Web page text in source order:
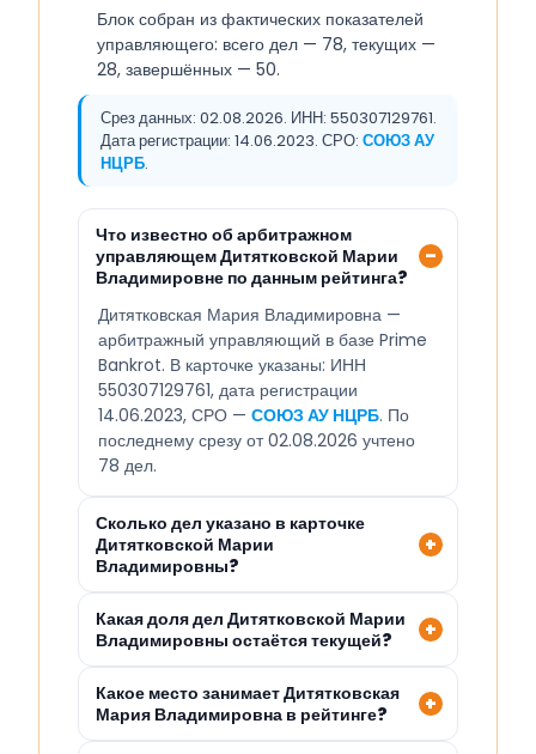
Блок собран из фактических показателей
управляющего: всего дел — 78, текущих —
28, завершённых — 50.
Срез данных: 02.08.2026. ИНН: 550307129761.
Дата регистрации: 14.06.2023. СРО: СОЮЗ АУ
НЦРБ.
Что известно об арбитражном
управляющем Дитятковской Марии
Владимировне по данным рейтинга?
Дитятковская Мария Владимировна —
арбитражный управляющий в базе Prime
Bankrot. В карточке указаны: ИНН
550307129761, дата регистрации
14.06.2023, СРО — СОЮЗ АУ НЦРБ. По
последнему срезу от 02.08.2026 учтено
78 дел.
Сколько дел указано в карточке
Дитятковской Марии
Владимировны?
Какая доля дел Дитятковской Марии
Владимировны остаётся текущей?
Какое место занимает Дитятковская
Мария Владимировна в рейтинге?